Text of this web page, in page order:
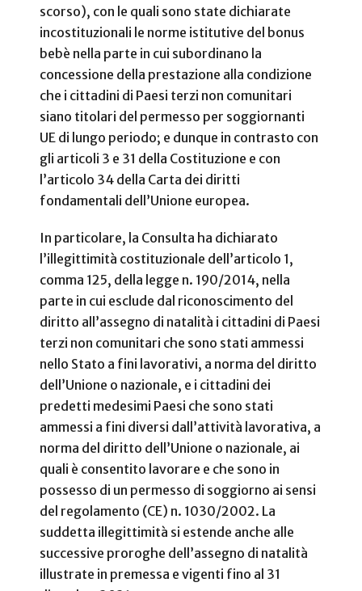
scorso), con le quali sono state dichiarate
incostituzionali le norme istitutive del bonus
bebè nella parte in cui subordinano la
concessione della prestazione alla condizione
che i cittadini di Paesi terzi non comunitari
siano titolari del permesso per soggiornanti
UE di lungo periodo; e dunque in contrasto con
gli articoli 3 e 31 della Costituzione e con
l’articolo 34 della Carta dei diritti
fondamentali dell’Unione europea.
In particolare, la Consulta ha dichiarato
l’illegittimità costituzionale dell’articolo 1,
comma 125, della legge n. 190/2014, nella
parte in cui esclude dal riconoscimento del
diritto all’assegno di natalità i cittadini di Paesi
terzi non comunitari che sono stati ammessi
nello Stato a fini lavorativi, a norma del diritto
dell’Unione o nazionale, e i cittadini dei
predetti medesimi Paesi che sono stati
ammessi a fini diversi dall’attività lavorativa, a
norma del diritto dell’Unione o nazionale, ai
quali è consentito lavorare e che sono in
possesso di un permesso di soggiorno ai sensi
del regolamento (CE) n. 1030/2002. La
suddetta illegittimità si estende anche alle
successive proroghe dell’assegno di natalità
illustrate in premessa e vigenti fino al 31